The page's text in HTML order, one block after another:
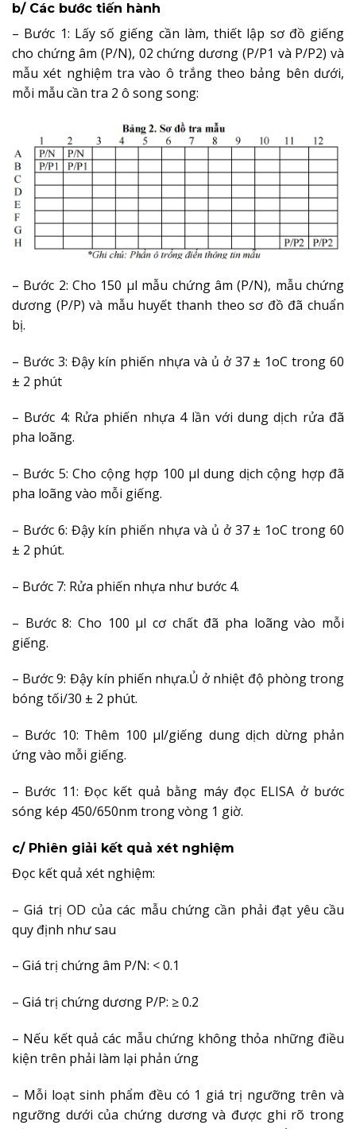
b/ Các bước tiến hành
– Bước 1: Lấy số giếng cần làm, thiết lập sơ đồ giếng
cho chứng âm (P/N), 02 chứng dương (P/P1 và P/P2) và
mẫu xét nghiệm tra vào ô trắngtheo bảng bên dưới,
mỗi mẫu cần tra 2 ô song song:
– Bước 2: Cho 150 µl mẫu chứng âm (P/N), mẫu chứng
dương (P/P) và mẫu huyết thanh theo sơ đồ đã chuẩn
bị.
– Bước 3: Đậy kín phiến nhựa và ủ ở 37 ± 1oC trong 60
± 2 phút
– Bước 4: Rửa phiến nhựa 4 lần với dung dịch rửa đã
pha loãng.
– Bước 5: Cho cộng hợp 100 µl dung dịch cộng hợp đã
pha loãng vào mỗi giếng.
– Bước 6: Đậy kín phiến nhựa và ủ ở 37 ± 1oC trong 60
± 2 phút.
– Bước 7: Rửa phiến nhựa như bước 4.
– Bước 8: Cho 100 µl cơ chất đã pha loãng vào mỗi
giếng.
– Bước 9: Đậy kín phiến nhựa.Ủ ở nhiệt độ phòng trong
bóng tối/30 ± 2 phút.
– Bước 10: Thêm 100 µl/giếng dung dịch dừng phản
ứng vào mỗi giếng.
– Bước 11: Đọc kết quả bằng máy đọc ELISA ở bước
sóng kép 450/650nm trong vòng 1 giờ.
c/ Phiên giải kết quả xét nghiệm
Đọc kết quả xét nghiệm:
– Giá trị OD của các mẫu chứng cần phải đạt yêu cầu
quy định như sau
– Giá trị chứng âm P/N: < 0.1
– Giá trị chứng dương P/P: ≥ 0.2
– Nếu kết quả các mẫu chứng không thỏa những điều
kiện trên phải làm lại phản ứng
– Mỗi loạt sinh phẩm đều có 1 giá trị ngưỡng trên và
ngưỡng dưới của chứng dương và được ghi rõ trong